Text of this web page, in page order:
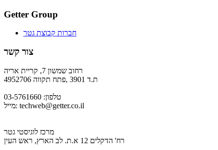
Getter Group
חברות קבוצת גטר
צור קשר
רחוב שמשון 7, קריית אריה
ת.ד 3901 ,פתח תקווה 4952706
טלפון: 03-5761660
מייל: techweb@getter.co.il
מרכז לוגיסטי גטר
רח' הדקלים 12 א.ת. לב הארץ, ראש העין